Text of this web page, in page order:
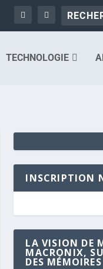
TECHNOLOGIE
INSCRIPTION
LA VISION DE
MACRONIX,
DES MÉMOIRES